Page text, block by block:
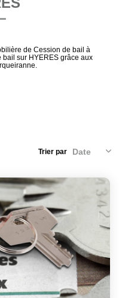
de Cession de bail à
sur HYERES grâce aux
Trier par